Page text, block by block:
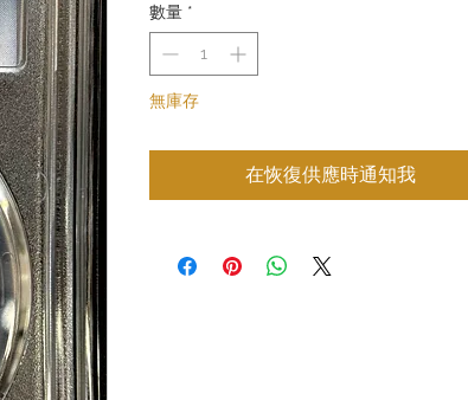
數量 *
無庫存
在恢復供應時通知我